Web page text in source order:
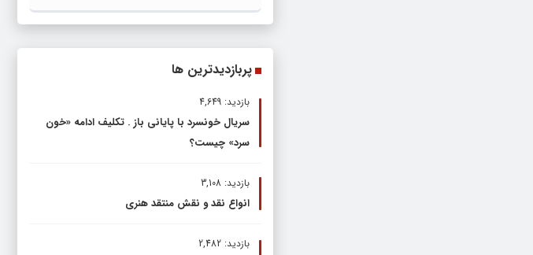
را
پربازدیدترین ها
بازدید: 4,649
سریال خونسرد با پایانی باز . تکلیف ادامه «خون
سرد» چیست؟
بازدید: 3,108
انواع نقد و نقش منتقد هنری
بازدید: 2,482